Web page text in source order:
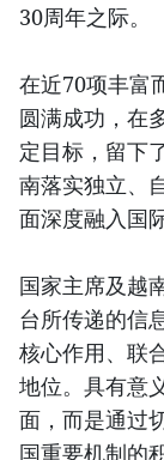
30周年之际。
在近70项丰富
圆满成功，在
定目标，留下
南落实独立、
面深度融入国
国家主席及越
台所传递的信
核心作用、联
地位。具有意
面，而是通过
国重要机制的